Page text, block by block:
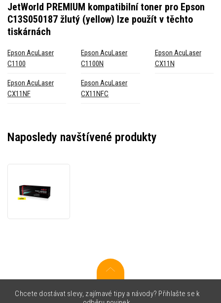
JetWorld PREMIUM kompatibilní toner pro Epson
C13S050187 žlutý (yellow) lze použít v těchto
tiskárnách
Epson AcuLaser
C1100
Epson AcuLaser
C1100N
Epson AcuLaser
CX11N
Epson AcuLaser
CX11NF
Epson AcuLaser
CX11NFC
Naposledy navštívené produkty
pro
Chcete dostávat slevy, zajímavé tipy a návody? Přihlašte se k